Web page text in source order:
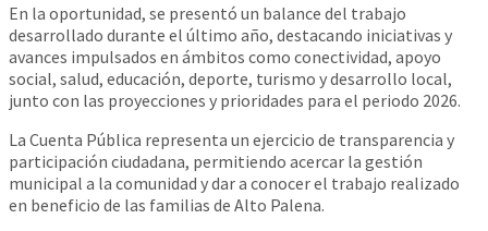
En la oportunidad, se presentó un balance del trabajo
desarrollado durante el último año, destacando iniciativas y
avances impulsados en ámbitos como conectividad, apoyo
social, salud, educación, deporte, turismo y desarrollo local,
junto con las proyecciones y prioridades para el periodo 2026.
La Cuenta Pública representa un ejercicio de transparencia y
participación ciudadana, permitiendo acercar la gestión
municipal a la comunidad y dar a conocer el trabajo realizado
en beneficio de las familias de Alto Palena.